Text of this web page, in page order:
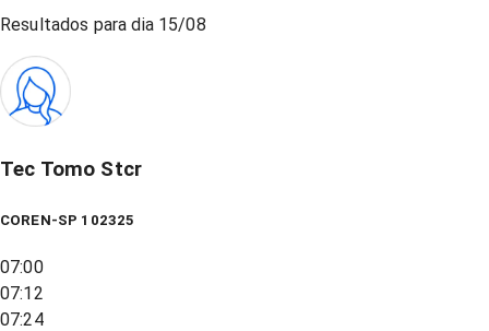
Resultados para dia 15/08
Tec Tomo Stcr
COREN-SP 102325
07:00
07:12
07:24